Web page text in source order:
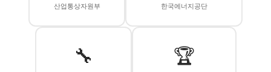
산업통상자원부 한국에너지공단
🔧 🏆